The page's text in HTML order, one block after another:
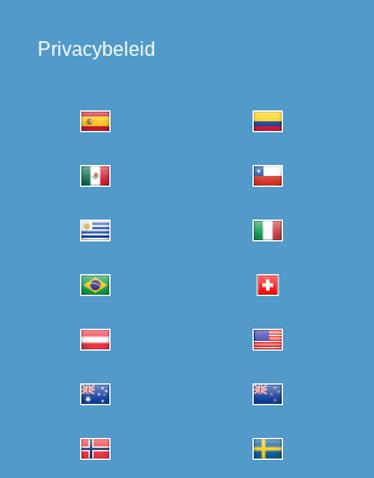
Privacybeleid